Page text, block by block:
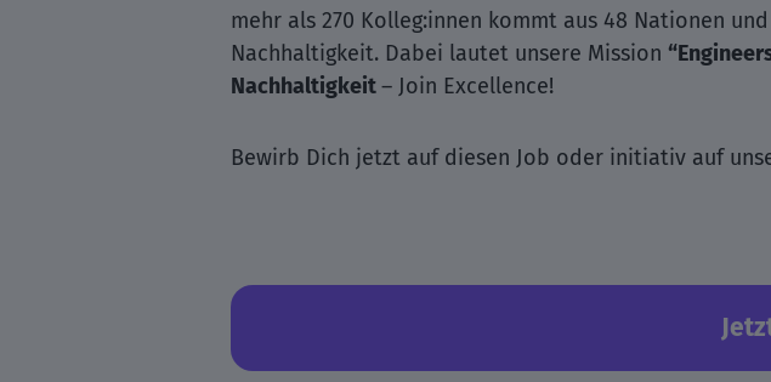
mehr als 270 Kolleg:innen kommt aus 48 Nationen
Nachhaltigkeit. Dabei lautet unsere Mission
Nachhaltigkeit– Join Excellence!
Bewirb Dich jetzt auf diesen Job oder initiativ auf